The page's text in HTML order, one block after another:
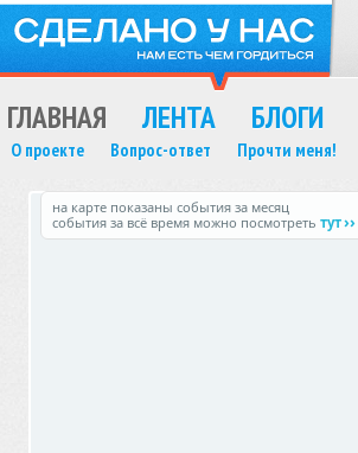
ГЛАВНАЯ ЛЕНТА БЛОГИ
О проекте Вопрос-ответ Прочти меня!
на карте показаны события за месяц
события за всё время можно посмотреть тут